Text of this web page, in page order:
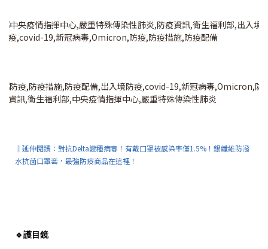
‖延伸閱讀： 對抗Delta變種病毒！有戴口罩被感染率僅1.5%！銀纖維防潑
水抗菌口罩套，最強防疫商品在這裡！
🔹 護目鏡